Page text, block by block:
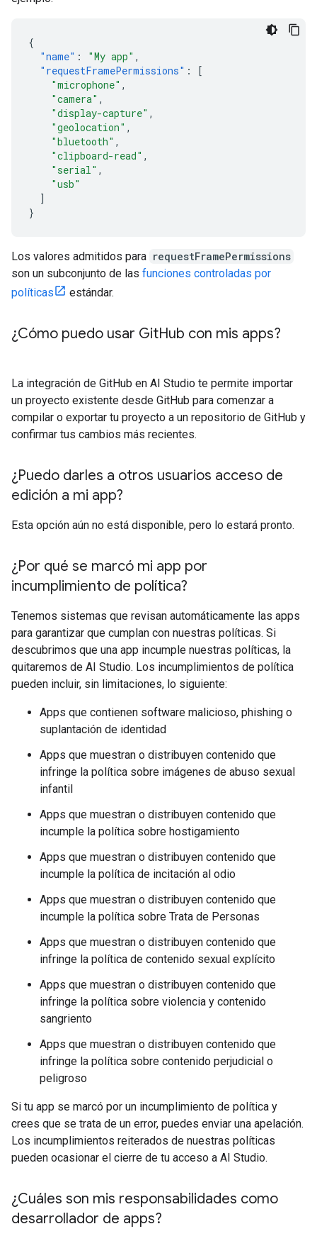
{
"name" : "My app" ,
"requestFramePermissions" :
[
"microphone" ,
"camera" ,
"display-capture" ,
"geolocation" ,
"bluetooth" ,
"clipboard-read" ,
"serial" ,
"usb"
]
}
Los valores admitidos para requestFramePermissions
son un subconjunto de las funciones controladas por
políticas
estándar.
¿Cómo puedo usar GitHub con mis apps?
La integración de GitHub en AI Studio te permite importar
un proyecto existente desde GitHub para comenzar a
compilar o exportar tu proyecto a un repositorio de GitHub y
confirmar tus cambios más recientes.
¿Puedo darles a otros usuarios acceso de
edición a mi app?
Esta opción aún no está disponible, pero lo estará pronto.
¿Por qué se marcó mi app por
incumplimiento de política?
Tenemos sistemas que revisan automáticamente las apps
para garantizar que cumplan con nuestras políticas. Si
descubrimos que una app incumple nuestras políticas, la
quitaremos de AI Studio. Los incumplimientos de política
pueden incluir, sin limitaciones, lo siguiente:
Apps que contienen software malicioso, phishing o
suplantación de identidad
Apps que muestran o distribuyen contenido que
infringe la política sobre imágenes de abuso sexual
infantil
Apps que muestran o distribuyen contenido que
incumple la política sobre hostigamiento
Apps que muestran o distribuyen contenido que
incumple la política de incitación al odio
Apps que muestran o distribuyen contenido que
incumple la política sobre Trata de Personas
Apps que muestran o distribuyen contenido que
infringe la política de contenido sexual explícito
Apps que muestran o distribuyen contenido que
infringe la política sobre violencia y contenido
sangriento
Apps que muestran o distribuyen contenido que
infringe la política sobre contenido perjudicial o
peligroso
Si tu app se marcó por un incumplimiento de política y
crees que se trata de un error, puedes enviar una apelación.
Los incumplimientos reiterados de nuestras políticas
pueden ocasionar el cierre de tu acceso a AI Studio.
¿Cuáles son mis responsabilidades como
desarrollador de apps?